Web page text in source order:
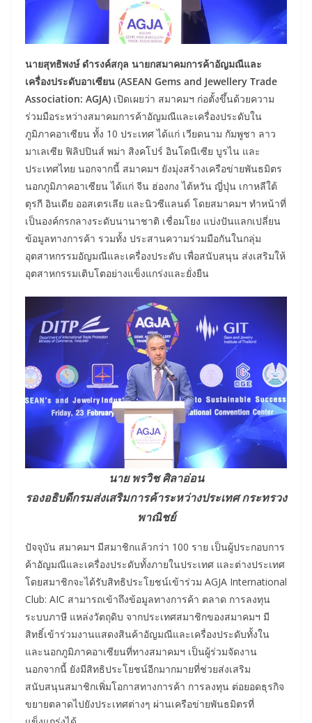
นายสุทธิพงษ์ ดำรงค์สกุล นายกสมาคมการค้าอัญมณีและ
เครื่องประดับอาเซียน (ASEAN Gems and Jewellery Trade
Association: AGJA) เปิดเผยว่า สมาคมฯ ก่อตั้งขึ้นด้วยความ
ร่วมมือระหว่างสมาคมการค้าอัญมณีและเครื่องประดับใน
ภูมิภาคอาเซียน ทั้ง 10 ประเทศ ได้แก่ เวียดนาม กัมพูชา ลาว
มาเลเซีย ฟิลิปปินส์ พม่า สิงคโปร์ อินโดนีเซีย บูรไน และ
ประเทศไทย นอกจากนี้ สมาคมฯ ยังมุ่งสร้างเครือข่ายพันธมิตร
นอกภูมิภาคอาเซียน ได้แก่ จีน ฮ่องกง ไต้หวัน ญี่ปุ่น เกาหลีใต้
ตุรกี อินเดีย ออสเตรเลีย และนิวซีแลนด์ โดยสมาคมฯ ทำหน้าที่
เป็นองค์กรกลางระดับนานาชาติ เชื่อมโยง แบ่งปันแลกเปลี่ยน
ข้อมูลทางการค้า รวมทั้ง ประสานความร่วมมือกันในกลุ่ม
อุตสาหกรรมอัญมณีและเครื่องประดับ เพื่อสนับสนุน ส่งเสริมให้
อุตสาหกรรมเติบโตอย่างแข็งแกร่งและยั่งยืน
นาย พรวิช ศิลาอ่อน
รองอธิบดีกรมส่งเสริมการค้าระหว่างประเทศ กระทรวง
พาณิชย์
ปัจจุบัน สมาคมฯ มีสมาชิกแล้วกว่า 100 ราย เป็นผู้ประกอบการ
ค้าอัญมณีและเครื่องประดับทั้งภายในประเทศ และต่างประเทศ
โดยสมาชิกจะได้รับสิทธิประโยชน์เข้าร่วม AGJA International
Club: AIC สามารถเข้าถึงข้อมูลทางการค้า ตลาด การลงทุน
ระบบภาษี แหล่งวัตถุดิบ จากประเทศสมาชิกของสมาคมฯ มี
สิทธิ์เข้าร่วมงานแสดงสินค้าอัญมณีและเครื่องประดับทั้งใน
และนอกภูมิภาคอาเซียนที่ทางสมาคมฯ เป็นผู้ร่วมจัดงาน
นอกจากนี้ ยังมีสิทธิประโยชน์อีกมากมายที่ช่วยส่งเสริม
สนับสนุนสมาชิกเพิ่มโอกาสทางการค้า การลงทุน ต่อยอดธุรกิจ
ขยายตลาดไปยังประเทศต่างๆ ผ่านเครือข่ายพันธมิตรที่